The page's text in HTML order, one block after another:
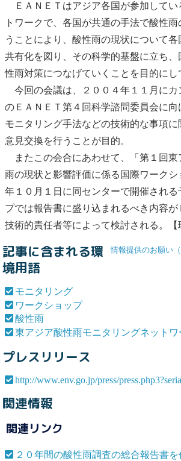
ＥＡＮＥＴはアジア各国が参加してい
トワークで、各国が共通の手法で酸性雨
うことにより、 酸性雨の現状について
共有化を図り、その科学的基盤に立ち
性雨対策につなげていくことを目的にし
今回の会議は、２００４年１１月にカ
のＥＡＮＥＴ第４回科学諮問委員会に
モニタリング手法などの技術的な事項に
意見交換を行うことが目的。
またこの会合にあわせて、「第１回東
雨の現状と影響評価に係る国際ワークシ
年１０月１日に同センターで開催される
プでは報告書に盛り込まれるべき内容
技術的責任者等によって検討される。【
情報提供のお願い
記事に含まれる環
境用語
モニタリング
ワークショップ
酸性雨
東アジア酸性雨モニタリングネットワ
プレスリリース
http://www.env.go.jp/press/
関連情報
関連リンク
２０年間の酸性雨調査の総合報告書